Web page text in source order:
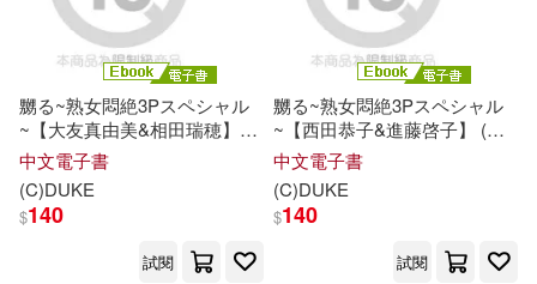
TYPE-MOON(29)
エスデジタル(29)
デジタルピーチ(29)
前田美波(29)
福建教育出版社(104)
教育科學出版社(103)
吉林教育出版社(102)
集英社(101)
嬲る~熟女悶絶3Pスペシャル
~【大友真由美&相田瑞穂】
(電子書)
中文電子書
(C)DUKE
$140
試閱
嬲る~熟女悶絶3Pスペシャル
~【西田恭子&進藤啓子】 (電
子書)
中文電子書
(C)DUKE
$140
試閱